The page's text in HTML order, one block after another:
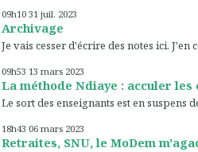
09h10 31 juil. 2023
Archivage
Je vais cesser d'écrire des notes ici. J'en
09h53 13 mars 2023
La méthode Ndiaye : acculer les
Le sort des enseignants est en suspens
18h43 06 mars 2023
Retraites, SNU, le MoDem